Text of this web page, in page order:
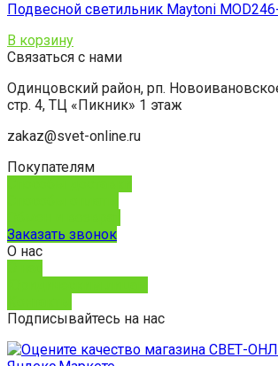
Подвесной светильник Maytoni
В корзину
Связаться с нами
Одинцовский район, рп.
стр. 4, ТЦ «Пикник» 1 этаж
zakaz@svet-online.ru
Покупателям
Заказать звонок
О нас
Подписывайтесь на нас